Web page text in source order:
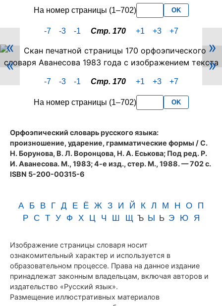
На номер страницы (1–702) OK
-7 -3 -1 Стр. 170 +1 +3 +7
Скан
PDF-
страницы
170
Аванесова
«
»
«
»
-7 -3 -1 Стр. 170 +1 +3 +7
На номер страницы (1–702) OK
Орфоэпический словарь русского языка:
произношение, ударение, грамматические формы / С.
Н. Борунова, В. Л. Воронцова, Н. А. Еськова; Под ред. Р.
И. Аванесова. М., 1983; 4-е изд., стер. М., 1988. — 702 с.
ISBN 5-200-00315-6
А Б В Г Д Е Ё Ж З И Й К Л М Н О П
Р С Т У Ф Х Ц Ч Ш Щ Ъ Ы Ь Э Ю Я
Изображение страницы словаря носит
ознакомительный характер и используется в
образовательном процессе. Права на данное издание
принадлежат законным владельцам, включая авторов и
издательство «Русский язык».
Размещение иллюстративных материалов